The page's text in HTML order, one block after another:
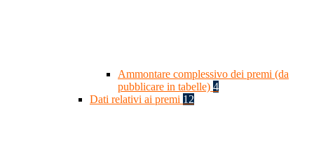
Ammontare complessivo dei premi (da
pubblicare in tabelle) 4
Dati relativi ai premi 12